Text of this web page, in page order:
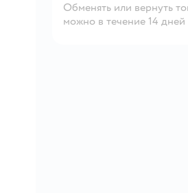
Обменять или вернуть
можно в течение 14